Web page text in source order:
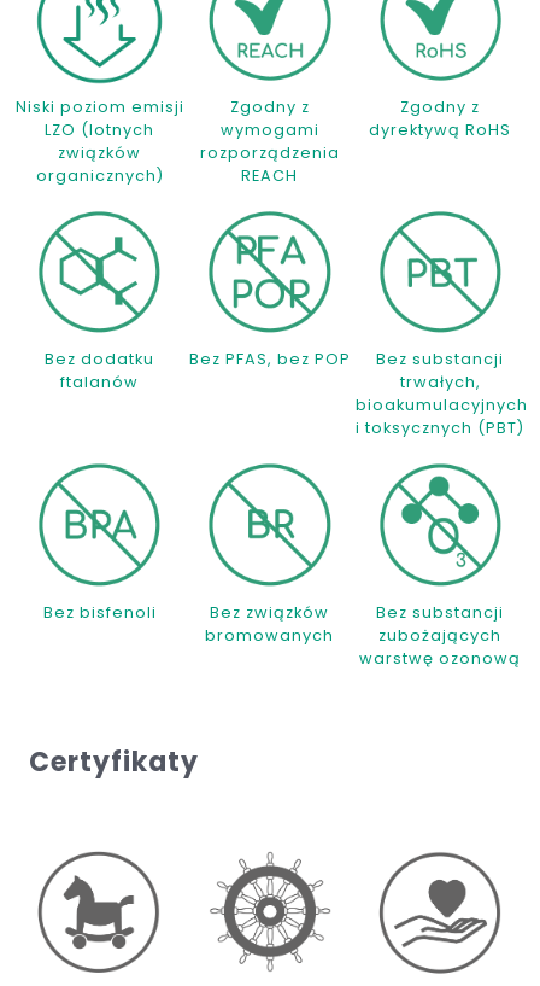
Niski poziom emisji
LZO (lotnych
związków
organicznych)
Zgodny z
wymogami
rozporządzenia
REACH
Zgodny z
dyrektywą RoHS
Bez dodatku
ftalanów
Bez PFAS, bez POP
Bez substancji
trwałych,
bioakumulacyjnych
i toksycznych (PBT)
Bez bisfenoli
Bez związków
bromowanych
Bez substancji
zubożających
warstwę ozonową
Certyfikaty